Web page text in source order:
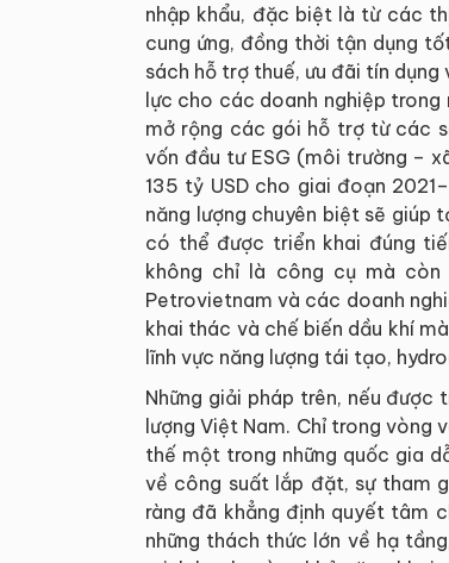
nhập khẩu, đặc biệt là từ các
cung ứng, đồng thời tận dụng
sách hỗ trợ thuế, ưu đãi tín
lực cho các doanh nghiệp trong
mở rộng các gói hỗ trợ từ các
vốn đầu tư ESG (môi trường –
135 tỷ USD cho giai đoạn
năng lượng chuyên biệt sẽ giúp
có thể được triển khai đúng
không chỉ là công cụ mà
Petrovietnam và các doanh
khai thác và chế biến dầu khí
lĩnh vực năng lượng tái tạo,
Những giải pháp trên, nếu được
lượng Việt Nam. Chỉ trong vòng
thế một trong những quốc gia
về công suất lắp đặt, sự tham
ràng đã khẳng định quyết tâm
những thách thức lớn về hạ